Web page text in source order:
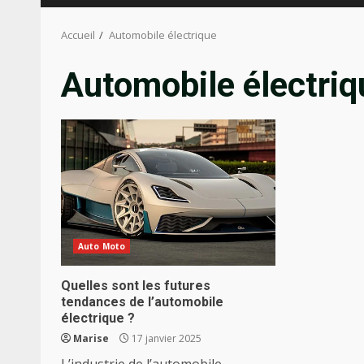
Accueil Automobile électrique
Automobile
Auto Moto
Quelles sont les futures
tendances de l’automobile
électrique ?
Marise 17 janvier 2025